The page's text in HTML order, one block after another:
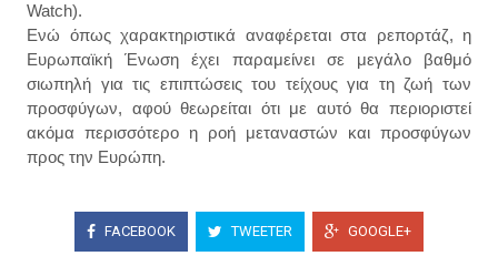
Watch).
Ενώ όπως χαρακτηριστικά αναφέρεται στα ρεπορτάζ, η
Ευρωπαϊκή Ένωση έχει παραμείνει σε μεγάλο βαθμό
σιωπηλή για τις επιπτώσεις του τείχους για τη ζωή των
προσφύγων, αφού θεωρείται ότι με αυτό θα περιοριστεί
ακόμα περισσότερο η ροή μεταναστών και προσφύγων
προς την Ευρώπη.
FACEBOOK TWEETER GOOGLE+